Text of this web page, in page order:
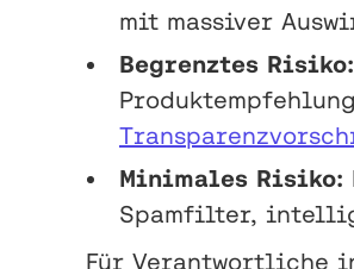
mit massiver
Begrenztes Risiko:
Minimales Risiko:
Spamfilter,
Für Verantwortliche